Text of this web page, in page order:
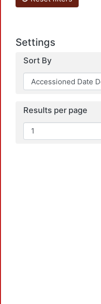
Settings
Sort By
Results per page